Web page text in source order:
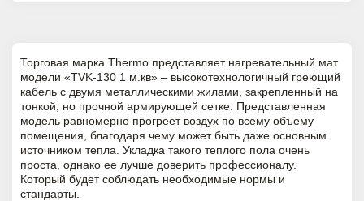
Торговая марка Thermo представляет нагревательный мат
модели «ТVK-130 1 м.кв» – высокотехнологичный греющий
кабель с двумя металлическими жилами, закрепленный на
тонкой, но прочной армирующей сетке. Представленная
модель равномерно прогреет воздух по всему объему
помещения, благодаря чему может быть даже основным
источником тепла. Укладка такого теплого пола очень
проста, однако ее лучше доверить профессионалу.
Который будет соблюдать необходимые нормы и
стандарты.